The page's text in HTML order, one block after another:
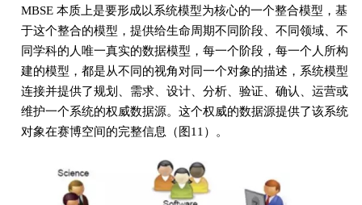
MBSE 本质上是要形成以系统模型为核心的一个整合模型，基
于这个整合的模型，提供给生命周期不同阶段、不同领域、不
同学科的人唯一真实的数据模型，每一个阶段，每一个人所构
建的模型，都是从不同的视角对同一个对象的描述，系统模型
连接并提供了规划、需求、设计、分析、验证、确认、运营或
维护一个系统的权威数据源。这个权威的数据源提供了该系统
对象在赛博空间的完整信息（图11）。